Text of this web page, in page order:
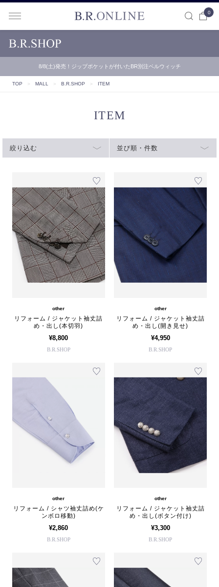
0
8/8(土)発売！ジップポケットが付いたBR別注ベルウィッチ
TOP ＞ MALL ＞ B.R.SHOP ＞ ITEM
ITEM
絞り込む 並び順・件数
other
リフォーム / ジャケット袖丈詰
め・出し(本切羽)
¥8,800
B.R.SHOP
other
リフォーム / ジャケット袖丈詰
め・出し(開き見せ)
¥4,950
B.R.SHOP
other
リフォーム / シャツ袖丈詰め(ケ
ンボロ移動)
¥2,860
B.R.SHOP
other
リフォーム / ジャケット袖丈詰
め・出し(ボタン付け)
¥3,300
B.R.SHOP